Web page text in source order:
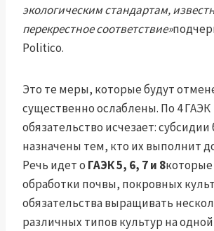
экологическим стандартам,
перекрестное соответствие»
Politico.
Это те меры, которые будут
существенно ослаблены. По 4 ГАЭК
обязательство исчезает: субсидии
назначены тем, кто их выполнит
Речь идет о ГАЭК 5, 6, 7 и 8
обработки почвы, покровных
обязательства выращивать
различных типов культур на